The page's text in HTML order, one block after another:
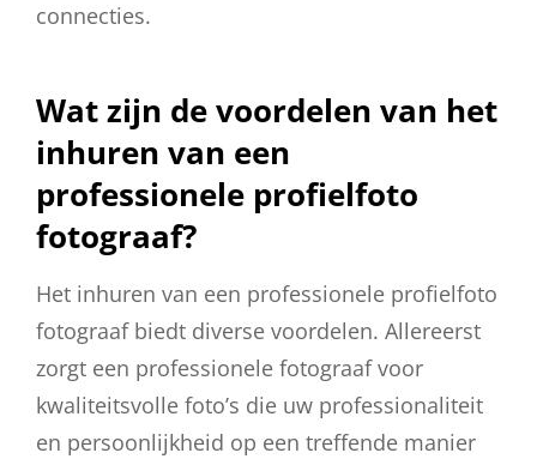
connecties.
Wat zijn de voordelen van het
inhuren van een
professionele profielfoto
fotograaf?
Het inhuren van een professionele profielfoto
fotograaf biedt diverse voordelen. Allereerst
zorgt een professionele fotograaf voor
kwaliteitsvolle foto’s die uw professionaliteit
en persoonlijkheid op een treffende manier